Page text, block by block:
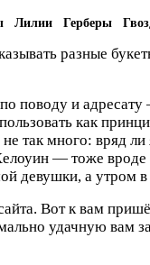
Лилии Герберы
разные
поводу и
как
так много: вряд
— тоже вроде
девушки, а утром
Вот к вам
удачную вам